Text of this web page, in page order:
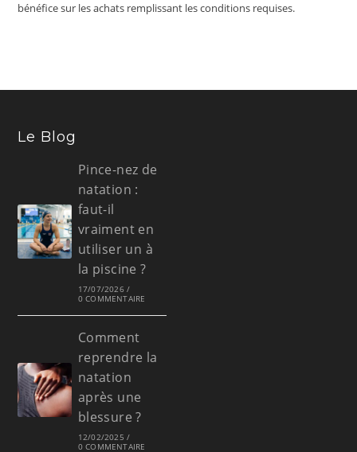
bénéfice sur les achats remplissant les conditions requises.
Le Blog
Pince-nez de
natation :
faut-il
vraiment en
utiliser un à
la piscine ?
17/07/2026 /
0 COMMENTAIRE
Comment
reprendre la
natation
après une
blessure ?
12/02/2025 /
0 COMMENTAIRE